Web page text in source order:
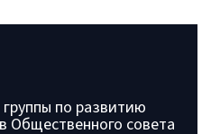
по развитию
Общественного совета